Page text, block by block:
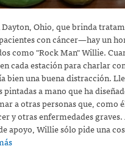
Ohio, que brinda
con cáncer—hay un
como "Rock Man" Willie.
cada estación para charlar
bien una buena distracción.
pintadas a mano que ha
a otras personas que, como
y otras enfermedades
apoyo, Willie sólo pide una